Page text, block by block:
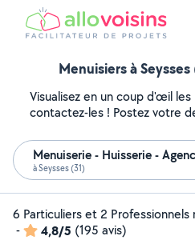
Menuisiers à
Visualisez en un coup d'œil
contactez-les ! Postez votre
Menuiserie - Huisserie -
à Seysses (31)
6 Particuliers et 2
-
4,8/5 (195 avis)